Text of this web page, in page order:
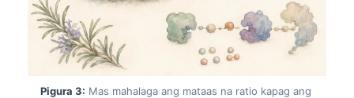
Pigura 3: Mas mahalaga ang mataas na ratio kapag ang